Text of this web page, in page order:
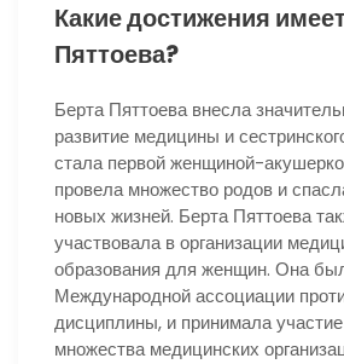
Какие достижения
Пяттоева?
Берта Пяттоева внесла
развитие медицины и
стала первой женщиной-
провела множество родов и
новых жизней. Берта Пяттоева
участвовала в организации
образования для женщин. Она
Международной ассоциации
дисциплины, и принимала
множества медицинских